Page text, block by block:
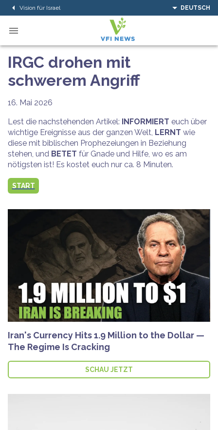
Vision für Israel DEUTSCH
IRGC drohen mit
schwerem Angriff
16. Mai 2026
Lest die nachstehenden Artikel: INFORMIERT euch über
wichtige Ereignisse aus der ganzen Welt, LERNT wie
diese mit biblischen Prophezeiungen in Beziehung
stehen, und BETET für Gnade und Hilfe, wo es am
nötigsten ist! Es kostet euch nur ca. 8 Minuten.
START
Iran's Currency Hits 1.9 Million to the Dollar —
The Regime Is Cracking
SCHAU JETZT